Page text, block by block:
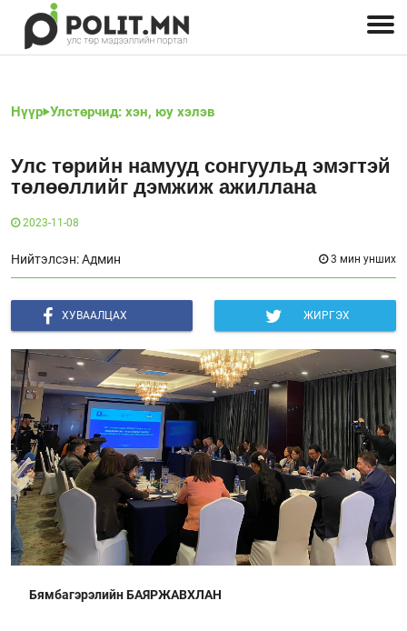
Нүүр Улстөрчид: хэн, юу хэлэв
Улс төрийн намууд сонгуульд эмэгтэй
төлөөллийг дэмжиж ажиллана
2023-11-08
Нийтэлсэн: Админ 3 мин унших
ХУВААЛЦАХ ЖИРГЭХ
Бямбагэрэлийн БАЯРЖАВХЛАН